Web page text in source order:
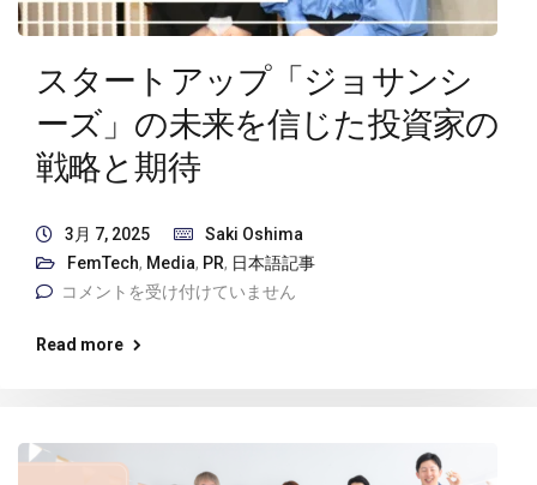
スタートアップ「ジョサンシ
ーズ」の未来を信じた投資家の
戦略と期待
3月 7, 2025
Saki Oshima
FemTech, Media, PR, 日本語記事
コメントを受け付けていません
Read more